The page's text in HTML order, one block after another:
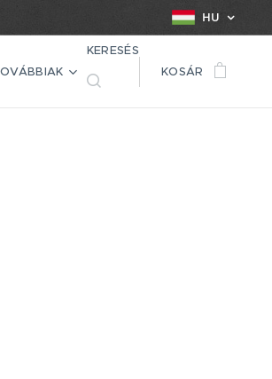
HU
KERESÉS
KOSÁR